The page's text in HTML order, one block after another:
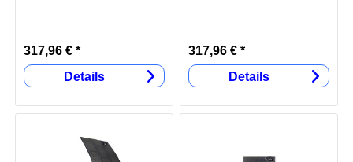
317,96 € *
Details
317,96 € *
Details